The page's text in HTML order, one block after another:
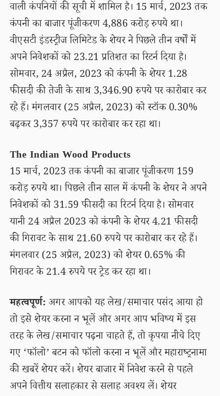
वाली कंपनियों की सूची में शामिल है। 15 मार्च, 2023 तक
कंपनी का बाजार पूंजीकरण 4,886 करोड़ रुपये था।
वीएसटी इंडस्ट्रीज लिमिटेड के शेयर ने पिछले तीन वर्षों में
अपने निवेशकों को 23.21 प्रतिशत का रिटर्न दिया है।
सोमवार, 24 अप्रैल, 2023 को कंपनी के शेयर 1.28
फीसदी की तेजी के साथ 3,346.90 रुपये पर कारोबार कर
रहे हैं। मंगलवार (25 अप्रैल, 2023) को स्टॉक 0.30%
बढ़कर 3,357 रुपये पर कारोबार कर रहा था।
The Indian Wood Products
15 मार्च, 2023 तक कंपनी का बाजार पूंजीकरण 159
करोड़ रुपये था। पिछले तीन साल में कंपनी के शेयर ने अपने
निवेशकों को 31.59 फीसदी का रिटर्न दिया है। सोमवार
यानी 24 अप्रैल 2023 को कंपनी के शेयर 4.21 फीसदी
की गिरावट के साथ 21.60 रुपये पर कारोबार कर रहे हैं।
मंगलवार (25 अप्रैल, 2023) को शेयर 0.65% की
गिरावट के 21.4 रुपये पर ट्रेड कर रहा था।
महत्वपूर्ण: अगर आपको यह लेख/समाचार पसंद आया हो
तो इसे शेयर करना न भूलें और अगर आप भविष्य में इस
तरह के लेख/समाचार पढ़ना चाहते हैं, तो कृपया नीचे दिए
गए ‘फॉलो’ बटन को फॉलो करना न भूलें और महाराष्ट्रनामा
की खबरें शेयर करें। शेयर बाजार में निवेश करने से पहले
अपने वित्तीय सलाहकार से सलाह अवश्य लें। शेयर